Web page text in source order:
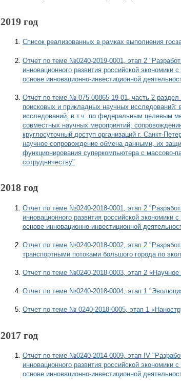
2019 год
Список реализованных в рамках выполнения
Отчет по теме №0240-2019-0001, этап 2
инновационного развития российской экономики
основе инновационно-инвестиционной
Отчет по теме № 075-00865-19-01, часть 2
поисковых и прикладных научных
исследований, в т.ч. по федеральным целевым
совместных научных мероприятий;
круглосуточный доступ организаций г. Санкт-
научное сопровождение обмена данными, их
функционирования суперкомпьютера с массово-
сотрудничеству"
2018 год
Отчет по теме №0240-2018-0001, этап 2
инновационного развития российской экономики
основе инновационно-инвестиционной
Отчет по теме №0240-2018-0002, этап 2
транспортными потоками большого города по
Отчет по теме №0240-2018-0003, этап 2 «Научное
Отчет по теме №0240-2018-0004, этап 1
Отчет по теме № 0240-2018-0005, этап 1
2017 год
Отчет по теме №0240-2014-0009, этап IV
инновационного развития российской экономики
основе инновационно-инвестиционной